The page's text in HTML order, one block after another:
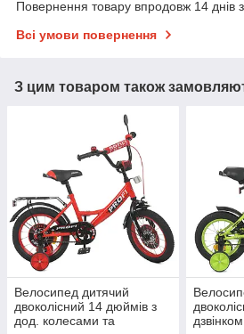
Повернення товару впродовж 14 днів
Всі умови повернення
З цим товаром також
Велосипед дитячий
двоколісний 14 дюймів з
дод. колесами та